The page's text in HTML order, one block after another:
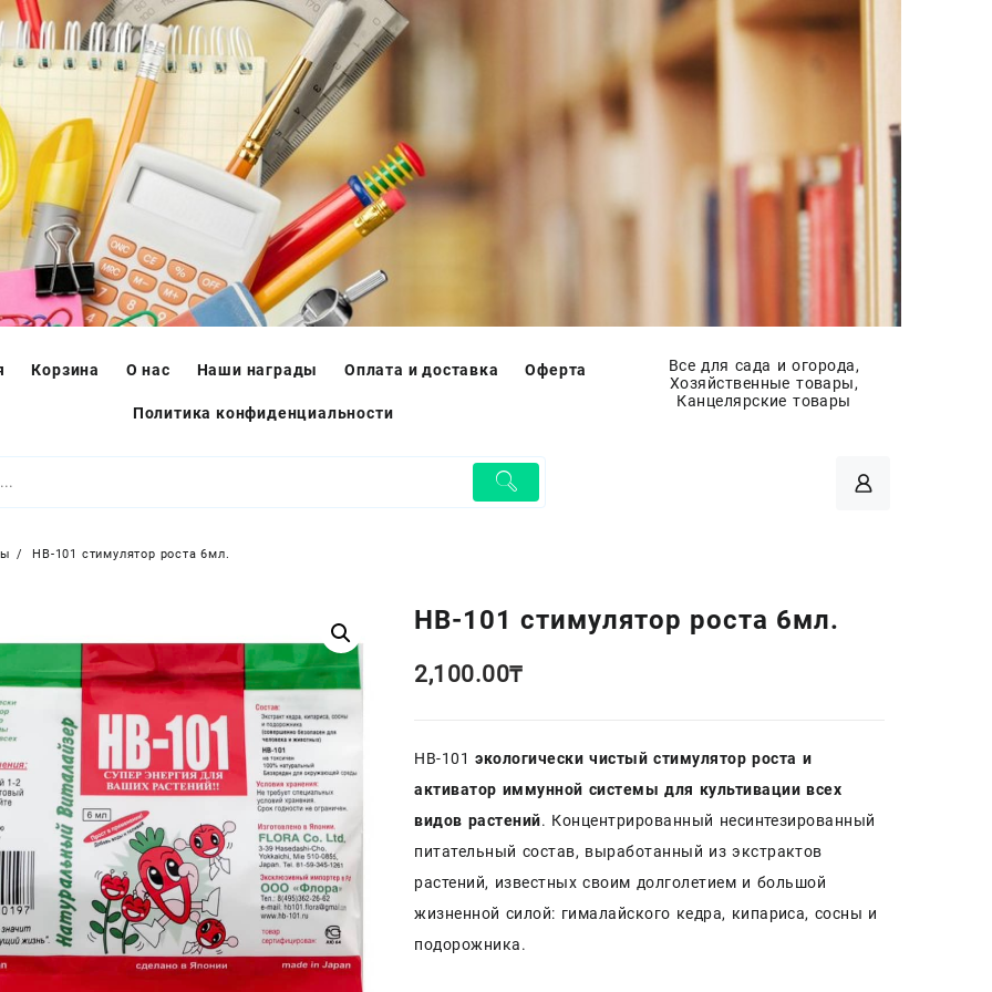
Все для сада и огорода,
Хозяйственные товары,
Канцелярские товары
Корзина О нас Наши награды Оплата и доставка Оферта
Политика конфиденциальности
НВ-101 стимулятор роста 6мл.
НВ-101 стимулятор роста 6мл.
2,100.00₸
HB-101экологически чистый стимулятор роста и
активатор иммунной системы для культивации всех
видов растений. Концентрированный несинтезированный
питательный состав, выработанный из экстрактов
растений, известных своим долголетием и большой
жизненной силой: гималайского кедра, кипариса, сосны и
подорожника.